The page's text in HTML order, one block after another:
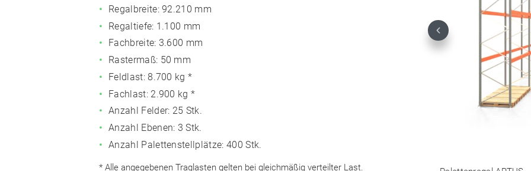
Regalbreite: 92.210 mm
Regaltiefe: 1.100 mm
Fachbreite: 3.600 mm
Rastermaß: 50 mm
Feldlast:8.700 kg *
Fachlast: 2.900 kg *
Anzahl Felder: 25 Stk.
Anzahl Ebenen: 3 Stk.
Anzahl Palettenstellplätze: 400 Stk.
* Alle angegebenen Traglasten gelten bei gleichmäßig verteilter Last.
Previous